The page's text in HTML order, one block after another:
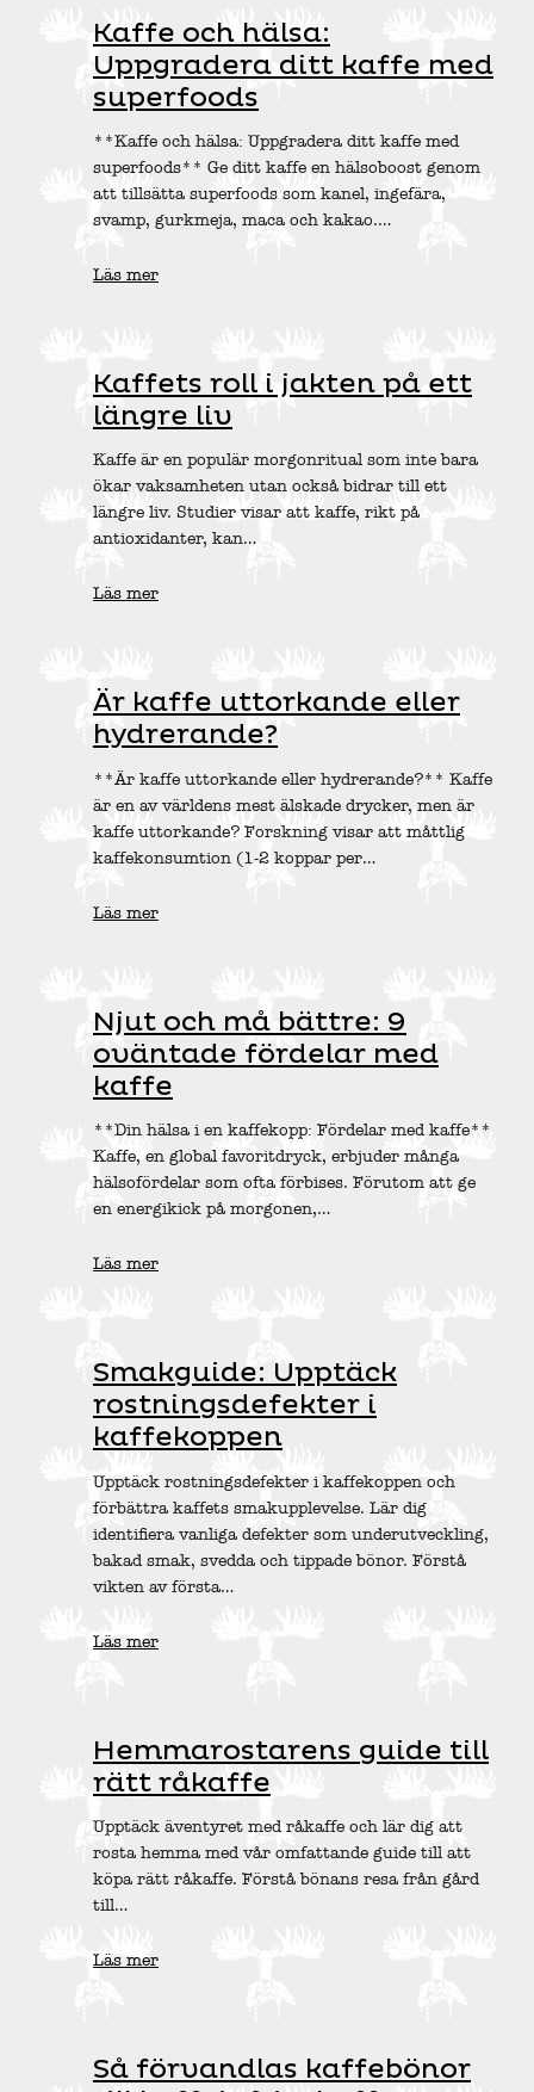
Kaffe och hälsa:
Uppgradera ditt kaffe med
superfoods
**Kaffe och hälsa: Uppgradera ditt kaffe med
superfoods** Ge ditt kaffe en hälsoboost genom
att tillsätta superfoods som kanel, ingefära,
svamp, gurkmeja, maca och kakao.…
Läs mer
Kaffets roll i jakten på ett
längre liv
Kaffe är en populär morgonritual som inte bara
ökar vaksamheten utan också bidrar till ett
längre liv. Studier visar att kaffe, rikt på
antioxidanter, kan…
Läs mer
Är kaffe uttorkande eller
hydrerande?
**Är kaffe uttorkande eller hydrerande?** Kaffe
är en av världens mest älskade drycker, men är
kaffe uttorkande? Forskning visar att måttlig
kaffekonsumtion (1-2 koppar per…
Läs mer
Njut och må bättre: 9
oväntade fördelar med
kaffe
**Din hälsa i en kaffekopp: Fördelar med kaffe**
Kaffe, en global favoritdryck, erbjuder många
hälsofördelar som ofta förbises. Förutom att ge
en energikick på morgonen,…
Läs mer
Smakguide: Upptäck
rostningsdefekter i
kaffekoppen
Upptäck rostningsdefekter i kaffekoppen och
förbättra kaffets smakupplevelse. Lär dig
identifiera vanliga defekter som underutveckling,
bakad smak, svedda och tippade bönor. Förstå
vikten av första…
Läs mer
Hemmarostarens guide till
rätt råkaffe
Upptäck äventyret med råkaffe och lär dig att
rosta hemma med vår omfattande guide till att
köpa rätt råkaffe. Förstå bönans resa från gård
till…
Läs mer
Så förvandlas kaffebönor